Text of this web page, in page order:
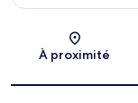
À proximité